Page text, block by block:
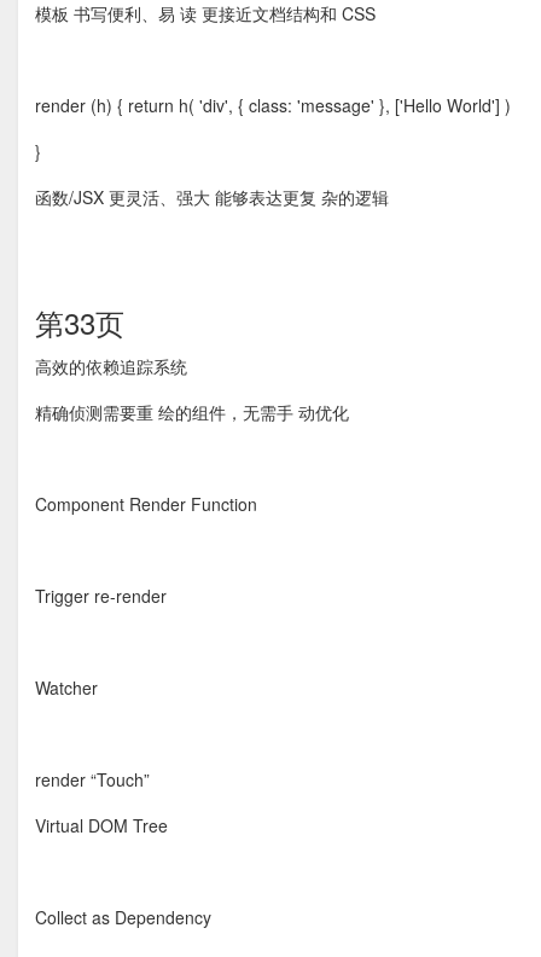
模板 书写便利、易 读 更接近文档结构和 CSS
render (h) { return h( 'div', { class: 'message' }, ['Hello World'] )
}
函数/JSX 更灵活、强大 能够表达更复 杂的逻辑
第33页
高效的依赖追踪系统
精确侦测需要重 绘的组件，无需手 动优化
Component Render Function
Trigger re-render
Watcher
render “Touch”
Virtual DOM Tree
Collect as Dependency